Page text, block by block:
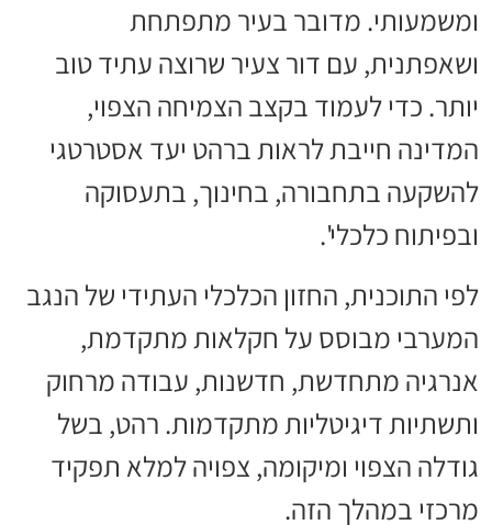
ומשמעותי. מדובר בעיר מתפתחת
ושאפתנית, עם דור צעיר שרוצה עתיד טוב
יותר. כדי לעמוד בקצב הצמיחה הצפוי,
המדינה חייבת לראות ברהט יעד אסטרטגי
להשקעה בתחבורה, בחינוך, בתעסוקה
ובפיתוח כלכלי'.
לפי התוכנית, החזון הכלכלי העתידי של הנגב
המערבי מבוסס על חקלאות מתקדמת,
אנרגיה מתחדשת, חדשנות, עבודה מרחוק
ותשתיות דיגיטליות מתקדמות. רהט, בשל
גודלה הצפוי ומיקומה, צפויה למלא תפקיד
מרכזי במהלך הזה.